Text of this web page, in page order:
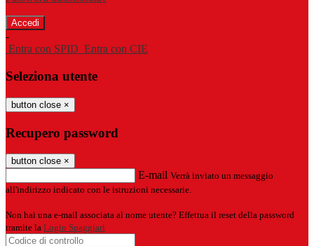
-
Entra con SPID Entra con CIE
Seleziona utente
button close ×
Recupero password
button close ×
E-mail Verrà inviato un messaggio
all'indirizzo indicato con le istruzioni necessarie.
Non hai una e-mail associata al nome utente? Effettua il reset della password
tramite la Login Spaggiari